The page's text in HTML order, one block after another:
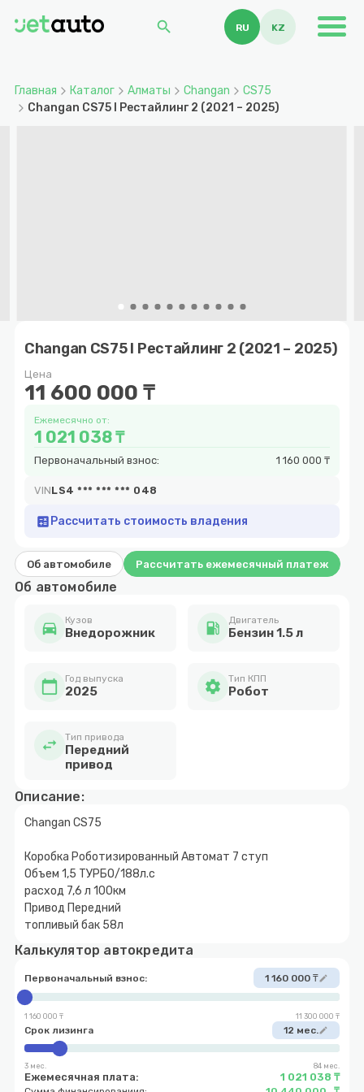
search RU KZ
Главная Каталог Алматы Changan
CS75
Changan CS75 I Рестайлинг 2 (2021 – 2025)
Changan CS75 I Рестайлинг 2 (2021 – 2025)
Цена
11 600 000 ₸
Ежемесячно от:
1 021 038 ₸
Первоначальный взнос: 1 160 000 ₸
VINLS4 *** *** *** 048
calculate Рассчитать стоимость владения
Об автомобиле Рассчитать ежемесячный платеж
Об автомобиле
directions_car Кузов
Внедорожник local_gas_station Двигатель
Бензин 1.5 л
calendar_today Год выпуска
2025 settings Тип КПП
Робот
swap_horiz Тип привода
Передний
привод
Описание:
Changan CS75
Коробка Роботизированный Автомат 7 ступ
Объем 1,5 ТУРБО/188л.с
расход 7,6 л 100км
Привод Передний
топливый бак 58л
Калькулятор автокредита
Первоначальный взнос: 1 160 000 ₸edit
1 160 000 ₸ 11 300 000 ₸
Срок лизинга 12 мес.edit
3 мес. 84 мес.
Ежемесячная плата: 1 021 038 ₸